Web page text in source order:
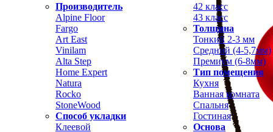
Производитель
Alpine Floor
Fargo
Art East
Vinilam
Alta Step
Home Expert
Natura
Rocko
StoneWood
Способ укладки
Клеевой
42 класс
43 класс
Толщина
Тонкий 2-3 мм
Средний (4-5,7мм)
Премиум (6-8мм)
Тип помещения
Кухня
Ванная комната
Спальня
Гостиная
Основа